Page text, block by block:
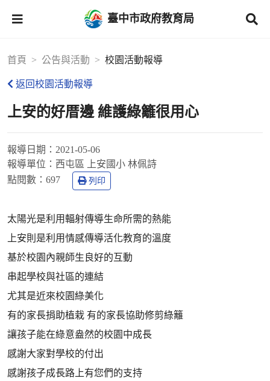
臺中市政府教育局
首頁 公告與活動 校園活動報導
返回校園活動報導
上安的好厝邊 維護綠籬很用心
報導日期： 2021-05-06
報導單位： 西屯區 上安國小 林佩詩
點閱數： 697 列印
太陽光是利用輻射傳導生命所需的熱能
上安則是利用情感傳導活化教育的溫度
基於校園內親師生良好的互動
串起學校與社區的連結
尤其是近來校園綠美化
有的家長捐助植栽 有的家長協助修剪綠籬
讓孩子能在綠意盎然的校園中成長
感謝大家對學校的付出
感謝孩子成長路上有您們的支持